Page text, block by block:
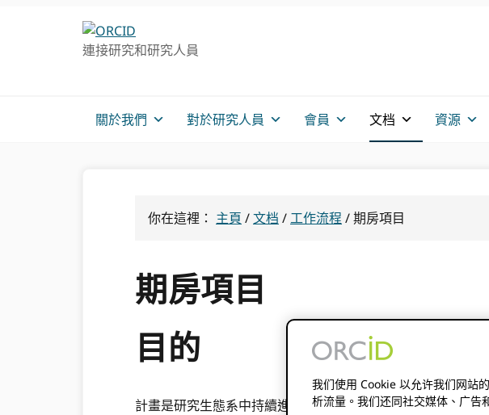
連接研究和研究人員
關於我們 對於研究人員 會員 文档 資源
你在這裡： 主頁 /文档 /工作流程 /期房項目
期房項目
目的
計畫是研究生態系中持續進行的活動，涉及多種產出、合作
我们使用 Cookie 以允许我们网站
析流量。我们还同社交媒体、广告